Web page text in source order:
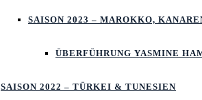
SAISON 2023 – MAROKKO,
ÜBERFÜHRUNG YASMINE
SAISON 2022 – TÜRKEI & TUNESIEN